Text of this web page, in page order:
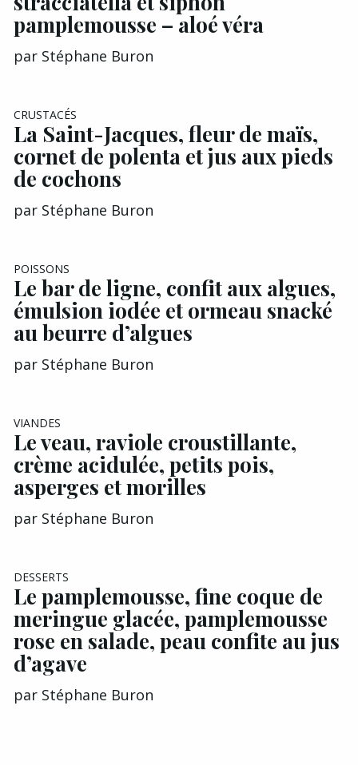
pamplemousse – aloé véra
par Stéphane Buron
CRUSTACÉS
La Saint-Jacques, fleur de maïs,
cornet de polenta et jus aux pieds
de cochons
par Stéphane Buron
POISSONS
Le bar de ligne, confit aux algues,
émulsion iodée et ormeau snacké
au beurre d’algues
par Stéphane Buron
VIANDES
Le veau, raviole croustillante,
crème acidulée, petits pois,
asperges et morilles
par Stéphane Buron
DESSERTS
Le pamplemousse, fine coque de
meringue glacée, pamplemousse
rose en salade, peau confite au jus
d’agave
par Stéphane Buron